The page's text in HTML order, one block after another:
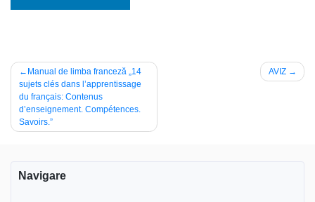
Navigare
în
articole
Manual de limba franceză „14
sujets clés dans l’apprentissage
du français: Contenus
d’enseignement. Compétences.
Savoirs.”
AVIZ
Navigare